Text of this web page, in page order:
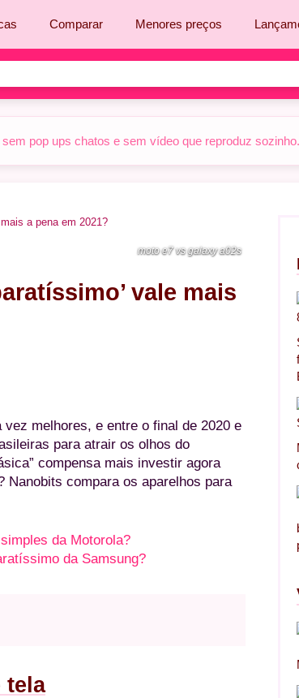
Comparar Menores preços
pop ups chatos e sem vídeo que reproduz
a pena em 2021?
moto e7 vs galaxy a02s
vale mais
melhores, e entre o final de 2020 e
para atrair os olhos do
compensa mais investir agora
compara os aparelhos para
da Motorola?
da Samsung?
tela